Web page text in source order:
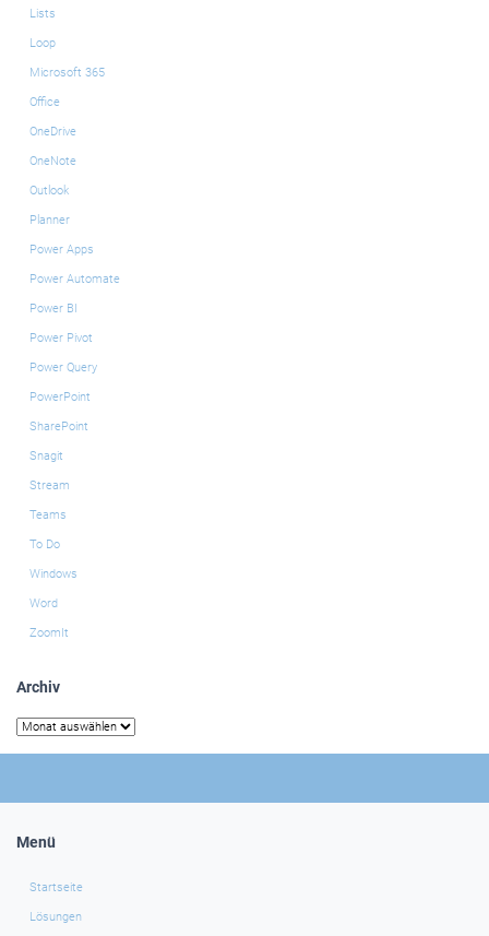
Lists
Loop
Microsoft 365
Office
OneDrive
OneNote
Outlook
Planner
Power Apps
Power Automate
Power BI
Power Pivot
Power Query
PowerPoint
SharePoint
Snagit
Stream
Teams
To Do
Windows
Word
ZoomIt
Archiv
Archiv
Menü
Startseite
Lösungen